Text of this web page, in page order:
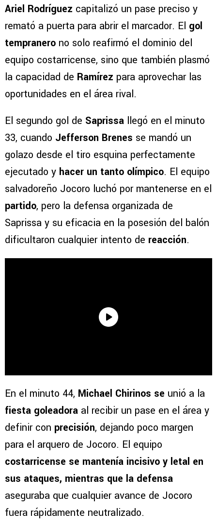
Ariel Rodríguez capitalizó un pase preciso y
remató a puerta para abrir el marcador. El gol
tempranero no solo reafirmó el dominio del
equipo costarricense, sino que también plasmó
la capacidad de Ramírez para aprovechar las
oportunidades en el área rival.
El segundo gol de Saprissa llegó en el minuto
33, cuando Jefferson Brenes se mandó un
golazo desde el tiro esquina perfectamente
ejecutado y hacer un tanto olímpico. El equipo
salvadoreño Jocoro luchó por mantenerse en el
partido, pero la defensa organizada de
Saprissa y su eficacia en la posesión del balón
dificultaron cualquier intento de reacción.
En el minuto 44, Michael Chirinos se unió a la
fiesta goleadora al recibir un pase en el área y
definir con precisión, dejando poco margen
para el arquero de Jocoro. El equipo
costarricense se mantenía incisivo y letal en
sus ataques, mientras que la defensa
aseguraba que cualquier avance de Jocoro
fuera rápidamente neutralizado.